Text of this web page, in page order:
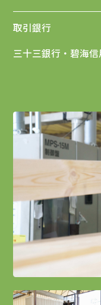
取引銀行
三十三銀行・碧海